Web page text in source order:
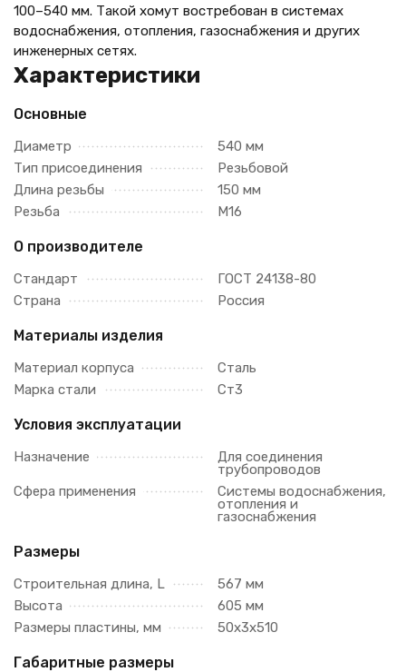
100–540 мм. Такой хомут востребован в системах
водоснабжения, отопления, газоснабжения и других
инженерных сетях.
Характеристики
Основные
Диаметр
540 мм
Тип присоединения
Резьбовой
Длина резьбы
150 мм
Резьба
М16
О производителе
Стандарт
ГОСТ 24138-80
Страна
Россия
Материалы изделия
Материал корпуса
Сталь
Марка стали
Ст3
Условия эксплуатации
Назначение Для соединения
трубопроводов
Сфера применения
Системы водоснабжения,
отопления и
газоснабжения
Размеры
Строительная длина, L
567 мм
Высота
605 мм
Размеры пластины, мм
50х3х510
Габаритные размеры